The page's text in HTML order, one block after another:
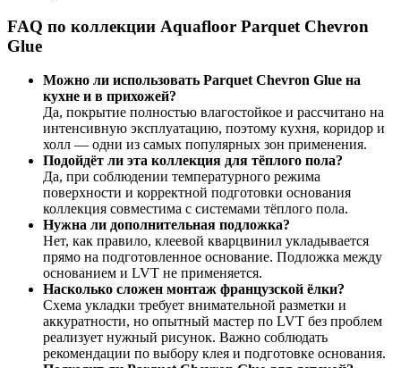
FAQ по коллекции Aquafloor Parquet Chevron
Glue
Можно ли использовать Parquet Chevron Glue на
кухне и в прихожей?
Да, покрытие полностью влагостойкое и рассчитано на
интенсивную эксплуатацию, поэтому кухня, коридор и
холл — одни из самых популярных зон применения.
Подойдёт ли эта коллекция для тёплого пола?
Да, при соблюдении температурного режима
поверхности и корректной подготовки основания
коллекция совместима с системами тёплого пола.
Нужна ли дополнительная подложка?
Нет, как правило, клеевой кварцвинил укладывается
прямо на подготовленное основание. Подложка между
основанием и LVT не применяется.
Насколько сложен монтаж французской ёлки?
Схема укладки требует внимательной разметки и
аккуратности, но опытный мастер по LVT без проблем
реализует нужный рисунок. Важно соблюдать
рекомендации по выбору клея и подготовке основания.